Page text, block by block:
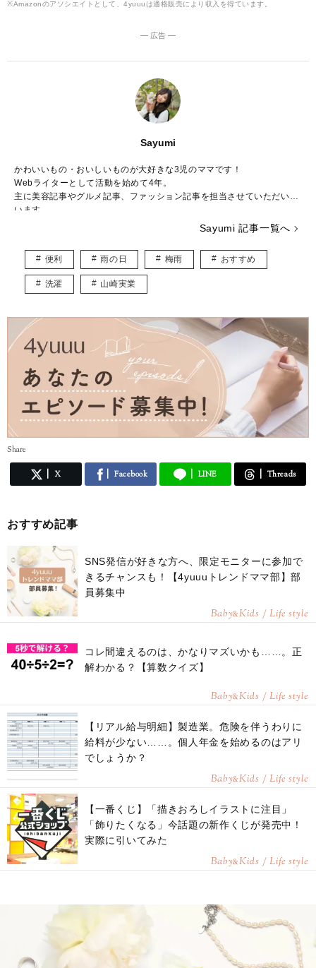
※Amazonのアソシエイトとして、4yuuuは適格販売により収入を得ています。
― 広告 ―
Sayumi
かわいいもの・おいしいものが大好きな3児のママです！
Webライターとして活動を始めて4年。
主に美容記事やグルメ記事、ファッション記事を担当させていただいて
います。
読者のみなさまに、「こんな情報知りたかった」「読んでよかった」と
思っていただけるような記事を作成できればいいなと思っています♡
日本化粧品検定3級
Instagram： https://www.instagram.com/ayumimsr
Sayumi 記事一覧へ
便利 雨の日 梅雨 おすすめ
洗濯 山崎実業
Share
X Facebook LINE Threads
おすすめ記事
SNS発信が好きな方へ、限定モニターに参加で
きるチャンスも！【4yuuuトレンドママ部】部
員募集中
Baby&Kids / Life style
コレ間違えるのは、かなりマズいかも……。正
解わかる？【算数クイズ】
Baby&Kids / Life style
【リアル給与明細】製造業。危険を伴うわりに
給料が少ない……。個人年金を始めるのはアリ
でしょうか？
Baby&Kids / Life style
【一番くじ】「描きおろしイラストに注目」
「飾りたくなる」今話題の新作くじが発売中！
実際に引いてみた
Baby&Kids / Life style